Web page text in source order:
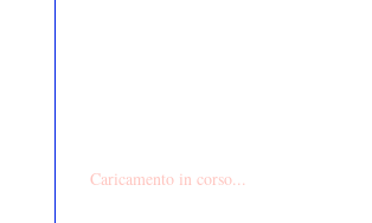
Caricamento in corso...